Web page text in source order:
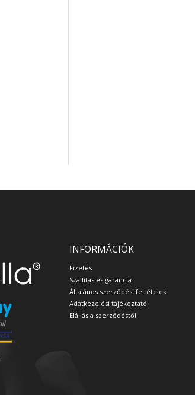
INFORMÁCIÓK
Fizetés
Szállítás és garancia
Általános szerződési feltételek
Adatkezelési tájékoztató
Elállás a szerződéstől